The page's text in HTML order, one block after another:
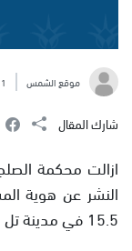
موقع الشمس
شارك المقال
ازالت محكمة
النشر عن هوية
15.5 في مدينة تل ابيب.